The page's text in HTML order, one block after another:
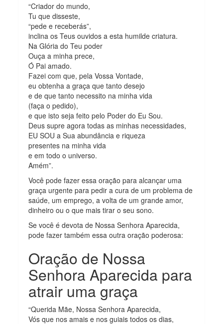
“Criador do mundo,
Tu que disseste,
“pede e receberás”,
inclina os Teus ouvidos a esta humilde criatura.
Na Glória do Teu poder
Ouça a minha prece,
Ó Pai amado.
Fazei com que, pela Vossa Vontade,
eu obtenha a graça que tanto desejo
e de que tanto necessito na minha vida
(faça o pedido),
e que isto seja feito pelo Poder do Eu Sou.
Deus supre agora todas as minhas necessidades,
EU SOU a Sua abundância e riqueza
presentes na minha vida
e em todo o universo.
Amém”.
Você pode fazer essa oração para alcançar uma
graça urgente para pedir a cura de um problema de
saúde, um emprego, a volta de um grande amor,
dinheiro ou o que mais tirar o seu sono.
Se você é devota de Nossa Senhora Aparecida,
pode fazer também essa outra oração poderosa:
Oração de Nossa
Senhora Aparecida para
atrair uma graça
“Querida Mãe, Nossa Senhora Aparecida,
Vós que nos amais e nos guiais todos os dias,